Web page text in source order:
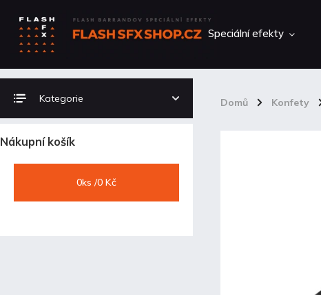
Speciální efekty
Domů / Konfety /
Kategorie
Nákupní košík
0ks /0 Kč